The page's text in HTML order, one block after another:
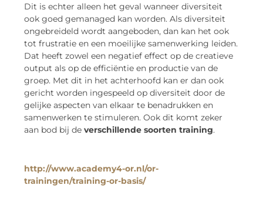
Dit is echter alleen het geval wanneer diversiteit
ook goed gemanaged kan worden. Als diversiteit
ongebreideld wordt aangeboden, dan kan het ook
tot frustratie en een moeilijke samenwerking leiden.
Dat heeft zowel een negatief effect op de creatieve
output als op de efficiëntie en productie van de
groep. Met dit in het achterhoofd kan er dan ook
gericht worden ingespeeld op diversiteit door de
gelijke aspecten van elkaar te benadrukken en
samenwerken te stimuleren. Ook dit komt zeker
aan bod bij de verschillende soorten training.
http://www.academy4-or.nl/or-
trainingen/training-or-basis/